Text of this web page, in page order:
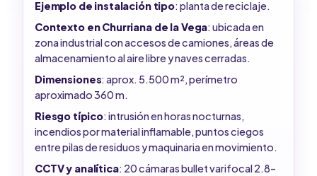
Ejemplo de instalación tipo: planta de reciclaje.
Contexto en Churriana de la Vega: ubicada en
zona industrial con accesos de camiones, áreas de
almacenamiento al aire libre y naves cerradas.
Dimensiones: aprox. 5.500 m², perímetro
aproximado 360 m.
Riesgo típico: intrusión en horas nocturnas,
incendios por material inflamable, puntos ciegos
entre pilas de residuos y maquinaria en movimiento.
CCTV y analítica: 20 cámaras bullet varifocal 2.8–